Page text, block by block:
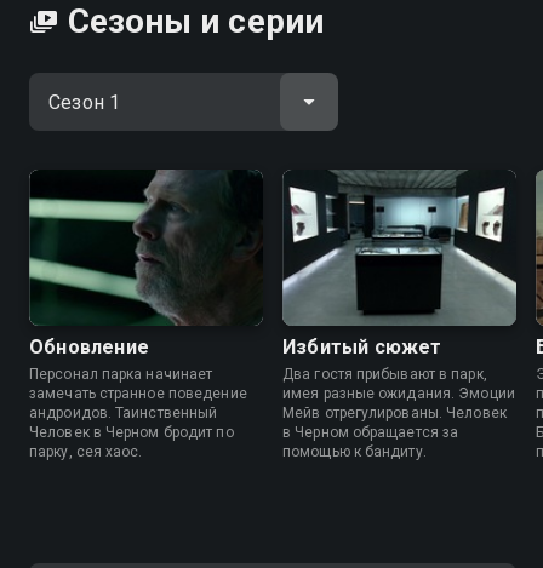
Сезоны и серии
Обновление
Персонал парка начинает
замечать странное поведение
андроидов. Таинственный
Человек в Черном бродит по
парку, сея хаос.
Избитый сюжет
Два гостя прибывают в парк,
имея разные ожидания. Эмоции
Мейв отрегулированы. Человек
в Черном обращается за
помощью к бандиту.